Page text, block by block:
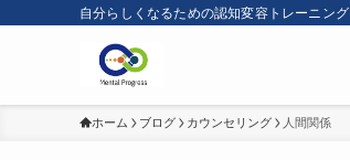
自分らしくなるための認知変容トレーニング
ホーム ブログ カウンセリング 人間関係